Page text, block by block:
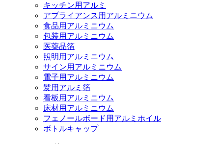
キッチン用アルミ
アプライアンス用アルミニウム
食品用アルミニウム
包装用アルミニウム
医薬品箔
照明用アルミニウム
サイン用アルミニウム
電子用アルミニウム
髪用アルミ箔
看板用アルミニウム
床材用アルミニウム
フェノールボード用アルミホイル
ボトルキャップ